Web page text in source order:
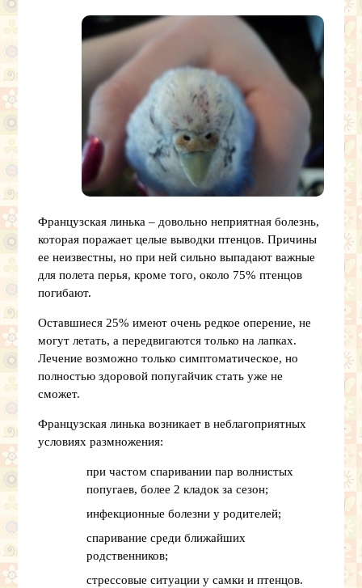
Французская линька – довольно неприятная болезнь,
которая поражает целые выводки птенцов. Причины
ее неизвестны, но при ней сильно выпадают важные
для полета перья, кроме того, около 75% птенцов
погибают.
Оставшиеся 25% имеют очень редкое оперение, не
могут летать, а передвигаются только на лапках.
Лечение возможно только симптоматическое, но
полностью здоровой попугайчик стать уже не
сможет.
Французская линька возникает в неблагоприятных
условиях размножения:
при частом спаривании пар волнистых
попугаев, более 2 кладок за сезон;
инфекционные болезни у родителей;
спаривание среди ближайших
родственников;
стрессовые ситуации у самки и птенцов.